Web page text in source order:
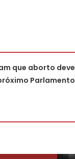
que aborto deve
Parlamento